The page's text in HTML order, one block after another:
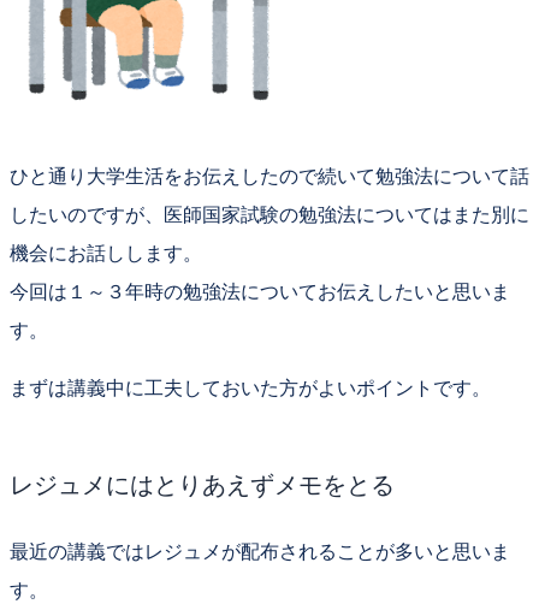
ひと通り大学生活をお伝えしたので続いて勉強法について話
したいのですが、医師国家試験の勉強法についてはまた別に
機会にお話しします。
今回は１～３年時の勉強法についてお伝えしたいと思いま
す。
まずは講義中に工夫しておいた方がよいポイントです。
レジュメにはとりあえずメモをとる
最近の講義ではレジュメ が配布されることが多いと思いま
す。